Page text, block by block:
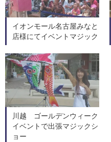
イオンモール名古屋みなと
店様にてイベントマジック
川越 ゴールデンウィーク
イベントで出張マジックシ
ョー